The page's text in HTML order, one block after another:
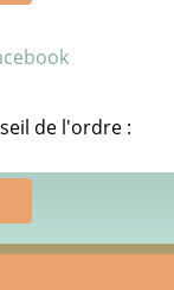
de l'ordre :